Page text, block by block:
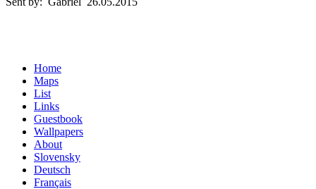
Home
Maps
List
Links
Guestbook
Wallpapers
About
Slovensky
Deutsch
Français